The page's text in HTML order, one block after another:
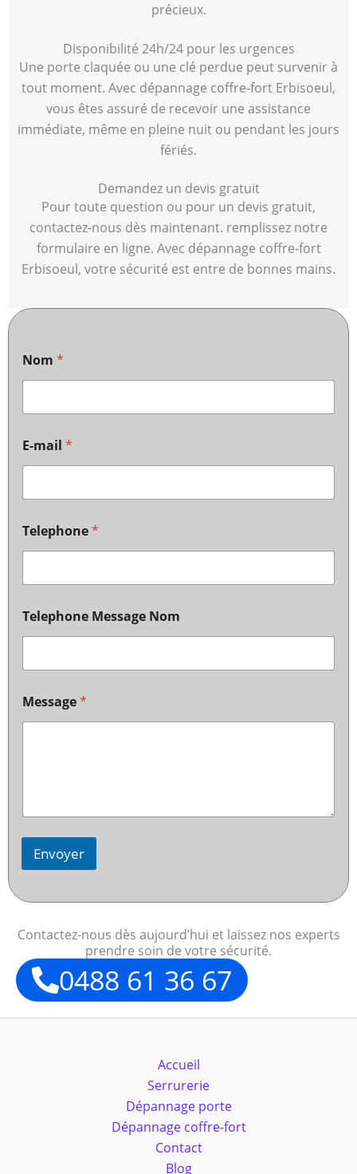
précieux.
Disponibilité 24h/24 pour les urgences
Une porte claquée ou une clé perdue peut survenir à
tout moment. Avec dépannage coffre-fort Erbisoeul,
vous êtes assuré de recevoir une assistance
immédiate, même en pleine nuit ou pendant les jours
fériés.
Demandez un devis gratuit
Pour toute question ou pour un devis gratuit,
contactez-nous dès maintenant. remplissez notre
formulaire en ligne. Avec dépannage coffre-fort
Erbisoeul, votre sécurité est entre de bonnes mains.
Nom *
E-mail *
Telephone*
Telephone Message Nom
Message*
Envoyer
Contactez-nous dès aujourd’hui et laissez nos experts
prendre soin de votre sécurité.
0488 61 36 67
Accueil
Serrurerie
Dépannage porte
Dépannage coffre-fort
Contact
Blog